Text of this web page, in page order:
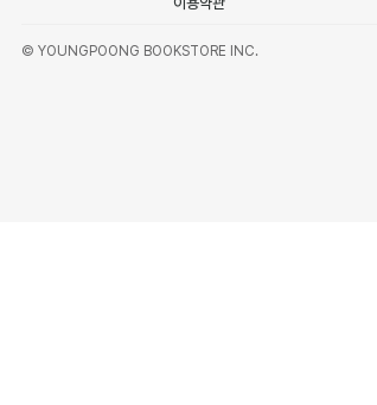
© YOUNGPOONG BOOKSTORE INC.